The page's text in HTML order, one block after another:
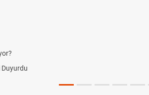
Duyurdu